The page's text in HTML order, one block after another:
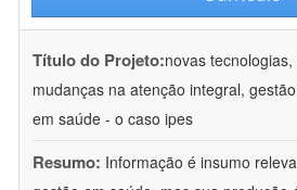
Título do Projeto:novas
mudanças na atenção integral,
em saúde - o caso ipes
Resumo: Informação é insumo